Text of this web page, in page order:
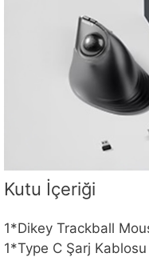
Kutu İçeriği
1*Dikey Trackball
1*Type C Şarj Kablosu